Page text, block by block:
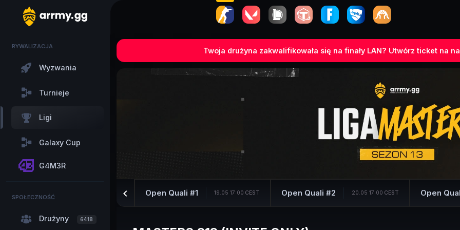
RYWALIZACJA
Wyzwania
Turnieje
Ligi
Galaxy Cup
G4M3R
SPOŁECZNOŚĆ
Drużyny 6418
Twoja drużyna zakwalifikowała się na finały LAN? Utwórz ticket na
keyboard_arrow_left Open Quali #1 19.05 17:00 CEST Open Quali #2 20.05 17:00 CEST Open